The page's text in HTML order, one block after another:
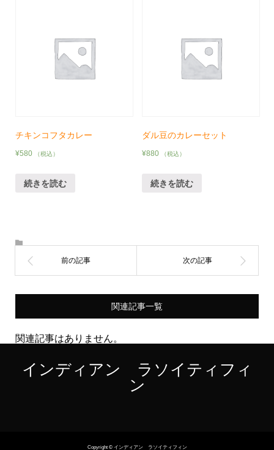
チキンコフタカレー
¥580 （税込）
続きを読む
ダル豆のカレーセット
¥880 （税込）
続きを読む
関連記事一覧
関連記事はありません。
インディアン ラソイティフィ
ン
Copyright © インディアン ラソイティフィン